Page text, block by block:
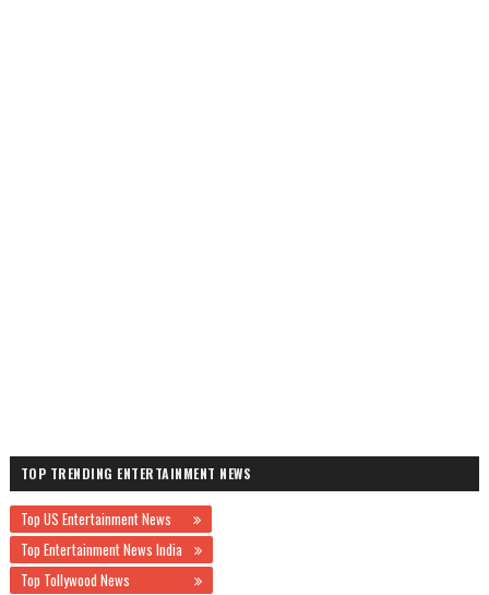
TOP TRENDING ENTERTAINMENT NEWS
Top US Entertainment News
Top Entertainment News India
Top Tollywood News